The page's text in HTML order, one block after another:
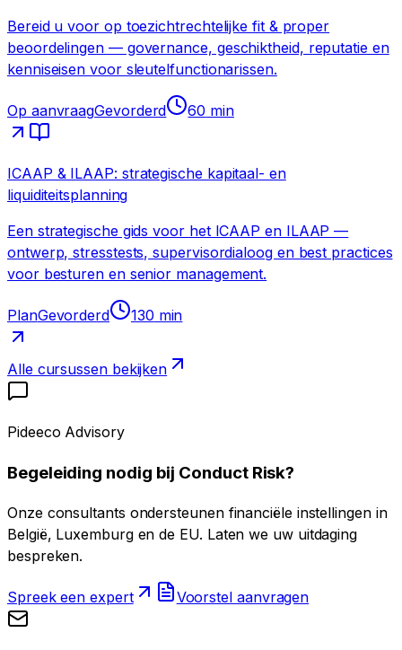
Bereid u voor op toezichtrechtelijke fit & proper
beoordelingen — governance, geschiktheid, reputatie en
kenniseisen voor sleutelfunctionarissen.
Op aanvraagGevorderd 60 min
ICAAP & ILAAP: strategische kapitaal- en
liquiditeitsplanning
Een strategische gids voor het ICAAP en ILAAP —
ontwerp, stresstests, supervisordialoog en best practices
voor besturen en senior management.
PlanGevorderd 130 min
Alle cursussen bekijken
Pideeco Advisory
Begeleiding nodig bij Conduct Risk?
Onze consultants ondersteunen financiële instellingen in
België, Luxemburg en de EU. Laten we uw uitdaging
bespreken.
Spreek een expert Voorstel aanvragen